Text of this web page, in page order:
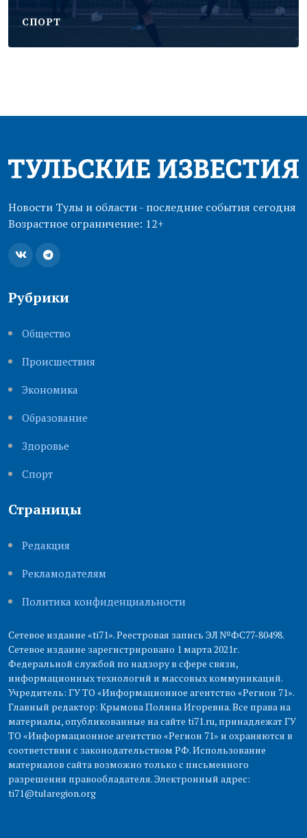
CПОРТ
Новости Тулы и области - последние события сегодня
Возрастное ограничение: 12+
Рубрики
Общество
Происшествия
Экономика
Образование
Здоровье
Cпорт
Страницы
Редакция
Рекламодателям
Политика конфиденциальности
Сетевое издание «ti71». Реестровая запись ЭЛ №ФС77-80498.
Сетевое издание зарегистрировано 1 марта 2021г.
Федеральной службой по надзору в сфере связи,
информационных технологий и массовых коммуникаций.
Учредитель: ГУ ТО «Информационное агентство «Регион 71».
Главный редактор: Крымова Полина Игоревна. Все права на
материалы, опубликованные на сайте ti71.ru, принадлежат ГУ
ТО «Информационное агентство «Регион 71» и охраняются в
соответствии с законодательством РФ. Использование
материалов сайта возможно только с письменного
разрешения правообладателя. Электронный адрес:
ti71@tularegion.org